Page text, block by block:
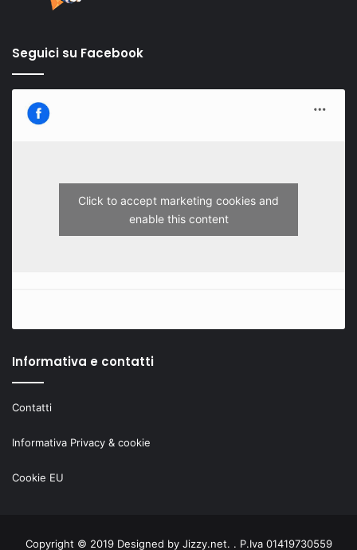
Seguici su Facebook
Click to accept marketing cookies and
enable this content
Informativa e contatti
Contatti
Informativa Privacy & cookie
Cookie EU
Copyright © 2019 Designed by Jizzy.net. . P.Iva 01419730559